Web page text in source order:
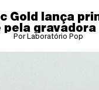
Gold lança
pela gravadora
Por Laboratório Pop